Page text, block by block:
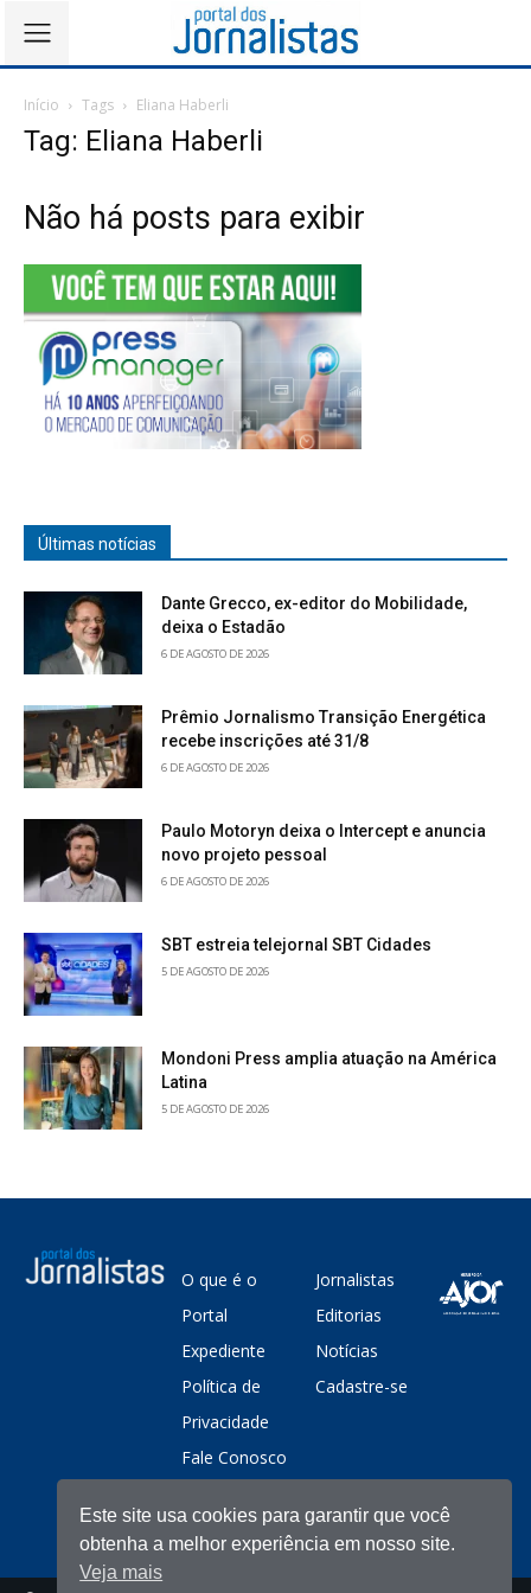
Início Tags Eliana Haberli
Tag: Eliana Haberli
Não há posts para exibir
Últimas notícias
Dante Grecco, ex-editor do Mobilidade,
deixa o Estadão
6 DE AGOSTO DE 2026
Prêmio Jornalismo Transição Energética
recebe inscrições até 31/8
6 DE AGOSTO DE 2026
Paulo Motoryn deixa o Intercept e anuncia
novo projeto pessoal
6 DE AGOSTO DE 2026
SBT estreia telejornal SBT Cidades
5 DE AGOSTO DE 2026
Mondoni Press amplia atuação na América
Latina
5 DE AGOSTO DE 2026
O que é o
Portal
Expediente
Política de
Privacidade
Fale Conosco
Jornalistas
Editorias
Notícias
Cadastre-se
Este site usa cookies para garantir que você
obtenha a melhor experiência em nosso site.
Veja mais